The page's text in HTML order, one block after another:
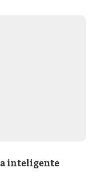
inteligente